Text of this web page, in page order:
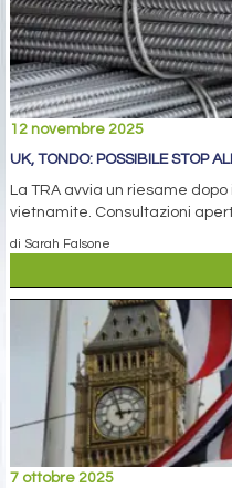
12 novembre 2025
UK, TONDO: POSSIBILE STOP
La TRA avvia un riesame
vietnamite. Consultazioni
di Sarah Falsone
7 ottobre 2025